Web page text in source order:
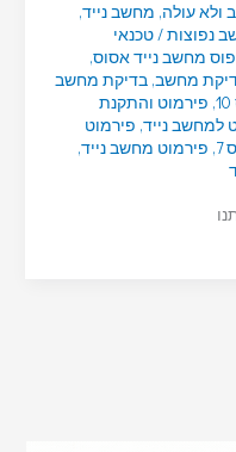
ולא עולה, מחשב נייד,
נפוצות/טכנאי
מחשב נייד אסוס,
מחשב, בדיקת מחשב
, פירמוט והתקנת
למחשב נייד, פירמוט
7
, פירמוט מחשב נייד,